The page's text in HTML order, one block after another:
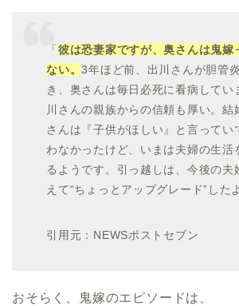
「 彼は恐妻家ですが、奥さんは鬼嫁
ない。3年ほど前、出川さんが胆管
き、奥さんは毎日必死に看病してい
川さんの親族からの信頼も厚い。結
さんは『子供がほしい』と言ってい
わなかったけど、いまは夫婦の生活
るようです。引っ越しは、今後の夫
えて“ちょっとアップグレード”した
引用元：NEWSポストセブン
おそらく、鬼嫁のエピソードは、